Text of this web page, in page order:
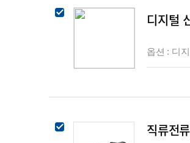
디지털
옵션 : 디
직류전